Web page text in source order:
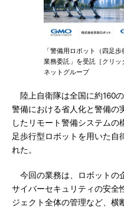
「警備用ロボット（四足
業務委託」を受託［クリ
ネットグループ
陸上自衛隊は全国に約160
警備における省人化と警備の
したリモート警備システムの
足歩行型ロボットを用いた自
れた。
今回の業務は、ロボットの
サイバーセキュリティの安全
ジェクト全体の管理など、横